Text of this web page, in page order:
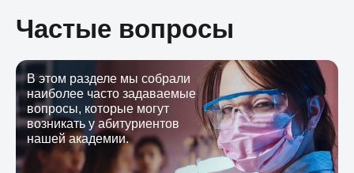
Частые вопросы
В этом разделе мы собрали
наиболее часто задаваемые
вопросы, которые могут
возникать у абитуриентов
нашей академии.